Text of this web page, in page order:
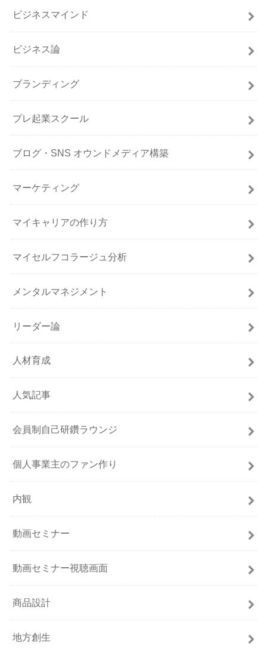
ビジネスマインド
ビジネス論
ブランディング
プレ起業スクール
ブログ・SNS オウンドメディア構築
マーケティング
マイキャリアの作り方
マイセルフコラージュ分析
メンタルマネジメント
リーダー論
人材育成
人気記事
会員制自己研鑽ラウンジ
個人事業主のファン作り
内観
動画セミナー
動画セミナー視聴画面
商品設計
地方創生